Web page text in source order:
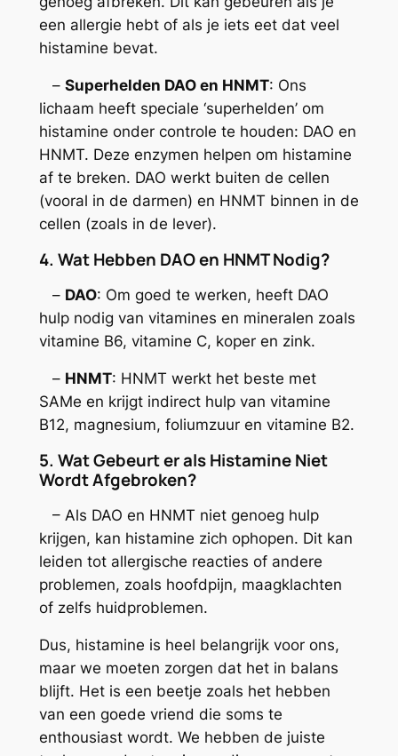
een allergie hebt of als je iets eet dat veel
histamine bevat.
– Superhelden DAO en HNMT: Ons
lichaam heeft speciale ‘superhelden’ om
histamine onder controle te houden: DAO en
HNMT. Deze enzymen helpen om histamine
af te breken. DAO werkt buiten de cellen
(vooral in de darmen) en HNMT binnen in de
cellen (zoals in de lever).
4. Wat Hebben DAO en HNMT Nodig?
– DAO: Om goed te werken, heeft DAO
hulp nodig van vitamines en mineralen zoals
vitamine B6, vitamine C, koper en zink.
– HNMT: HNMT werkt het beste met
SAMe en krijgt indirect hulp van vitamine
B12, magnesium, foliumzuur en vitamine B2.
5. Wat Gebeurt er als Histamine Niet
Wordt Afgebroken?
– Als DAO en HNMT niet genoeg hulp
krijgen, kan histamine zich ophopen. Dit kan
leiden tot allergische reacties of andere
problemen, zoals hoofdpijn, maagklachten
of zelfs huidproblemen.
Dus, histamine is heel belangrijk voor ons,
maar we moeten zorgen dat het in balans
blijft. Het is een beetje zoals het hebben
van een goede vriend die soms te
enthousiast wordt. We hebben de juiste